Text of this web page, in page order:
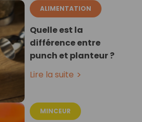
ALIMENTATION
Quelle est la
différence entre
punch et planteur ?
Lire la suite
MINCEUR